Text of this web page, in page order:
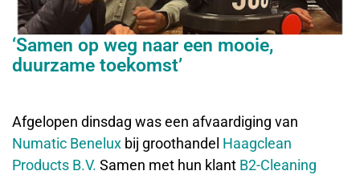
‘Samen op weg naar een mooie,
duurzame toekomst’
Afgelopen dinsdag was een afvaardiging van
Numatic Benelux bij groothandel Haagclean
Products B.V. Samen met hun klant B2-Cleaning